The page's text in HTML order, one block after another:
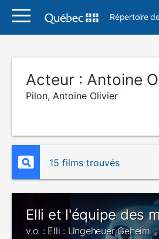
Répertoire
Acteur : Antoine
Pilon, Antoine Olivier
15 films trouvés
Elli et l'équipe des
v.o. : Elli : Ungeheuer Geheim